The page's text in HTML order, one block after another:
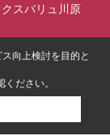
スバリュ川原
向上検討を目的と
ください。